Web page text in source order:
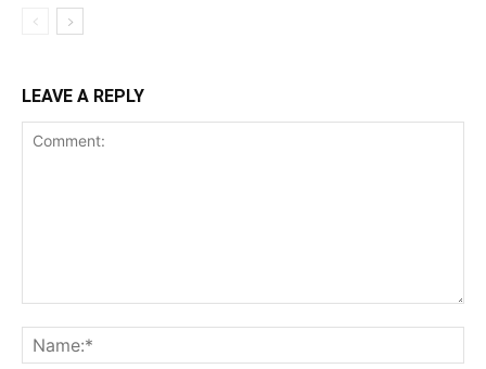
LEAVE A REPLY